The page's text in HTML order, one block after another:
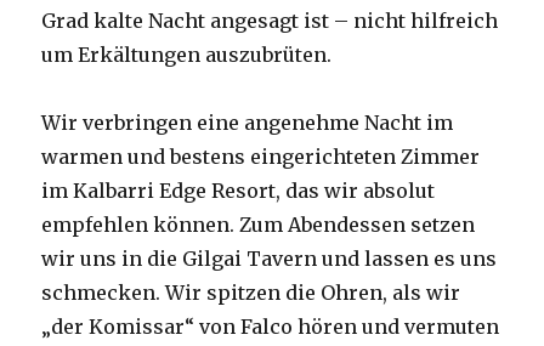
Grad kalte Nacht angesagt ist – nicht hilfreich
um Erkältungen auszubrüten.
Wir verbringen eine angenehme Nacht im
warmen und bestens eingerichteten Zimmer
im Kalbarri Edge Resort, das wir absolut
empfehlen können. Zum Abendessen setzen
wir uns in die Gilgai Tavern und lassen es uns
schmecken. Wir spitzen die Ohren, als wir
„der Komissar“ von Falco hören und vermuten